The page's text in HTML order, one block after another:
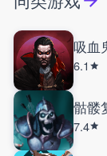
吸血
6.1
7.4